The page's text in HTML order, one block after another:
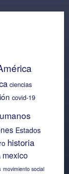
ciencias
covid-19
Estados
historia
mexico
movimiento social